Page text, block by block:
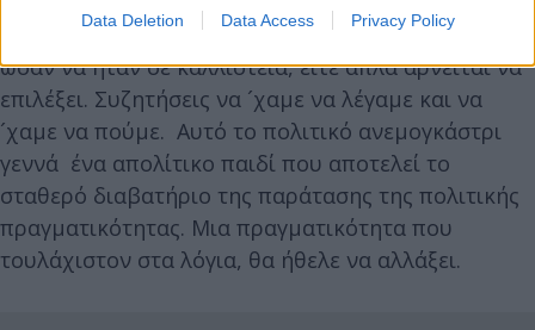
Data Deletion Data Access Privacy Policy
Έτσι και σε τελική ανάλυση είτε κάποιος διαλέγει
ωσάν να ήταν σε καλλιστεία, είτε απλά αρνείται να
επιλέξει. Συζητήσεις να ´χαμε να λέγαμε και να
´χαμε να πούμε. Αυτό το πολιτικό ανεμογκάστρι
γεννά ένα απολίτικο παιδί που αποτελεί το
σταθερό διαβατήριο της παράτασης της πολιτικής
πραγματικότητας. Μια πραγματικότητα που
τουλάχιστον στα λόγια, θα ήθελε να αλλάξει.